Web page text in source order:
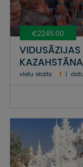
€2245.00
vietu skaits: 1